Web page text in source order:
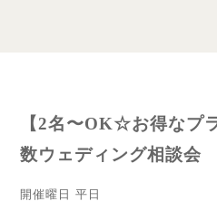
【2名〜OK☆お得なプ
数ウェディング相談会
開催曜日 平日